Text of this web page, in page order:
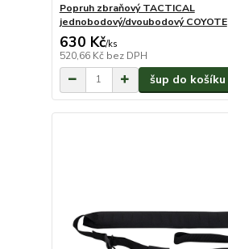
Popruh zbraňový TACTICAL
jednobodový/dvoubodový COYOTE
630 Kč/ks
520,66 Kč bez DPH
šup do košíku